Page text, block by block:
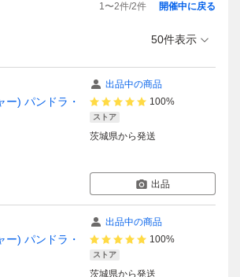
1〜2件/2件 開催中に戻る
50件表示
) パンドラ・
出品中の商品
100%
ストア
茨城県から発送
出品
) パンドラ・
出品中の商品
100%
ストア
茨城県から発送